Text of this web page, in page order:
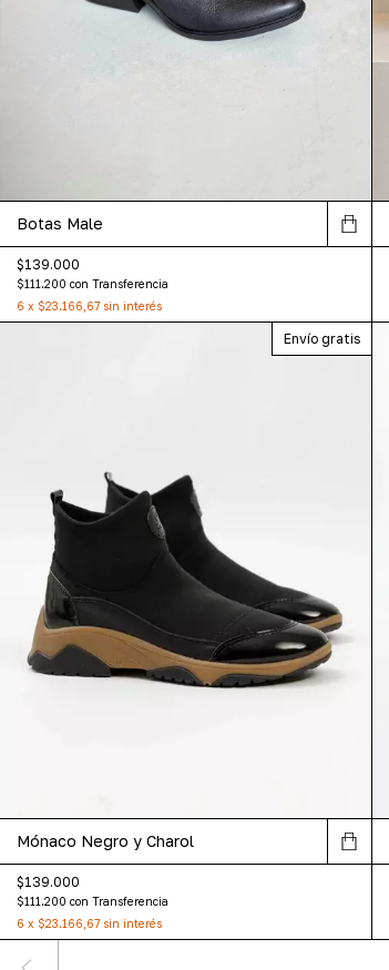
Botas Male
$139.000
$111.200 con Transferencia
6 x $23.166,67 sin interés
Envío gratis
Mónaco Negro y Charol
$139.000
$111.200 con Transferencia
6 x $23.166,67 sin interés